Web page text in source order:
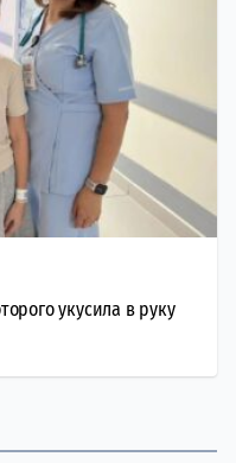
укусила в руку